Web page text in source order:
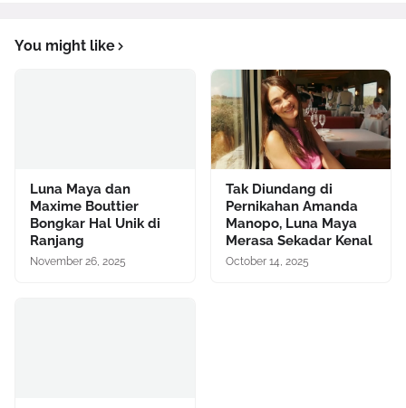
You might like
Luna Maya dan
Maxime Bouttier
Bongkar Hal Unik di
Ranjang
November 26, 2025
Tak Diundang di
Pernikahan Amanda
Manopo, Luna Maya
Merasa Sekadar Kenal
October 14, 2025